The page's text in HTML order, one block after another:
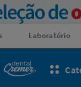
Laboratório